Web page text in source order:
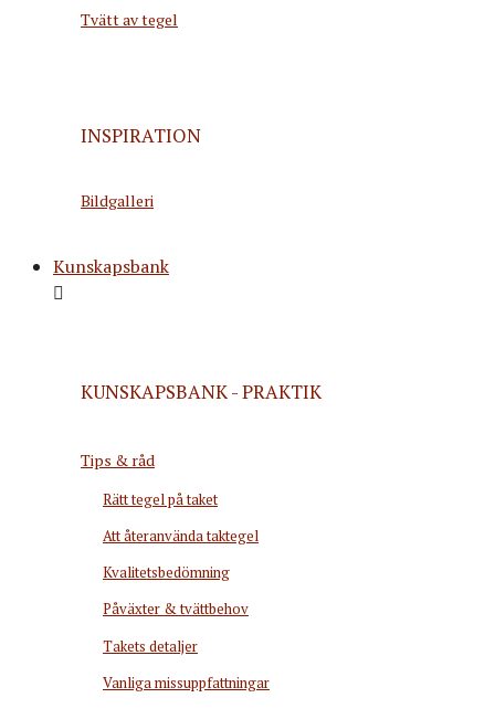
Tvätt av tegel
INSPIRATION
Bildgalleri
Kunskapsbank
KUNSKAPSBANK - PRAKTIK
Tips & råd
Rätt tegel på taket
Att återanvända taktegel
Kvalitetsbedömning
Påväxter & tvättbehov
Takets detaljer
Vanliga missuppfattningar